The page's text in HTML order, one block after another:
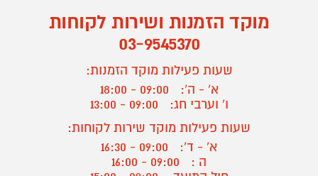
מוקד הזמנות ושירות לקוחות
03-9545370
שעות פעילות מוקד הזמנות:
א' - ה':
09:00 - 18:00
ו' וערבי חג:
09:00 - 13:00
שעות פעילות מוקד שירות לקוחות:
א' - ד':
09:00 - 16:30
ה :
09:00 - 16:00